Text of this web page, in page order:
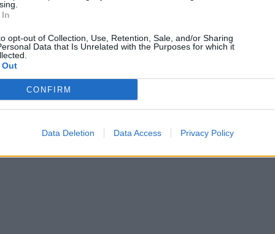
opt-out of Collection, Use, Retention, Sale, and/or Sharing
Data that Is Unrelated with the Purposes for which it
CONFIRM
Data Deletion Data Access Privacy Policy